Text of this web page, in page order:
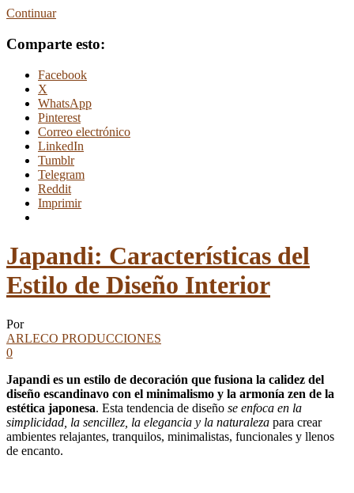
Continuar
Comparte esto:
Facebook
X
WhatsApp
Pinterest
Correo electrónico
LinkedIn
Tumblr
Telegram
Reddit
Imprimir
Japandi: Características del
Estilo de Diseño Interior
Por
ARLECO PRODUCCIONES
0
Japandi es un estilo de decoración que fusiona la calidez del
diseño escandinavo con el minimalismo y la armonía zen de la
estética japonesa. Esta tendencia de diseño se enfoca en la
simplicidad, la sencillez, la elegancia y la naturaleza para crear
ambientes relajantes, tranquilos, minimalistas, funcionales y llenos
de encanto.